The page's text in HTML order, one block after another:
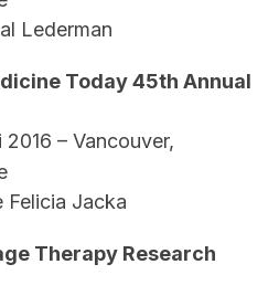
Lederman
Today 45th Annual
2016 – Vancouver,
Felicia Jacka
Therapy Research